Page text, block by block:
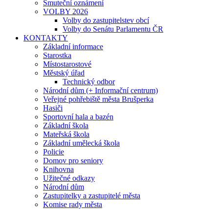
Smuteční oznámení
VOLBY 2026
Volby do zastupitelstev obcí
Volby do Senátu Parlamentu ČR
KONTAKTY
Základní informace
Starostka
Místostarostové
Městský úřad
Technický odbor
Národní dům (+ Informační centrum)
Veřejné pohřebiště města Brušperka
Hasiči
Sportovní hala a bazén
Základní škola
Mateřská škola
Základní umělecká škola
Policie
Domov pro seniory
Knihovna
Užitečné odkazy
Národní dům
Zastupitelky a zastupitelé města
Komise rady města